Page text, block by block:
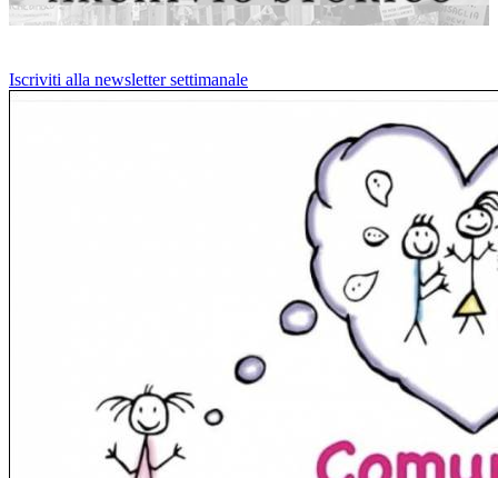
Iscriviti alla newsletter settimanale